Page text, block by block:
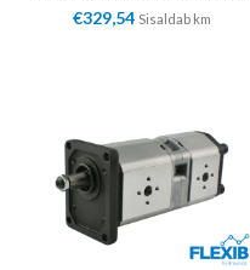
€329,54 Sisaldab km